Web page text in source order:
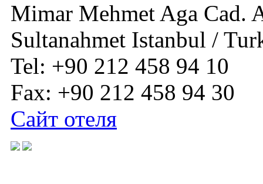
Mimar Mehmet Aga Cad.
Sultanahmet Istanbul /
Tel: +90 212 458 94 10
Fax: +90 212 458 94 30
Сайт отеля